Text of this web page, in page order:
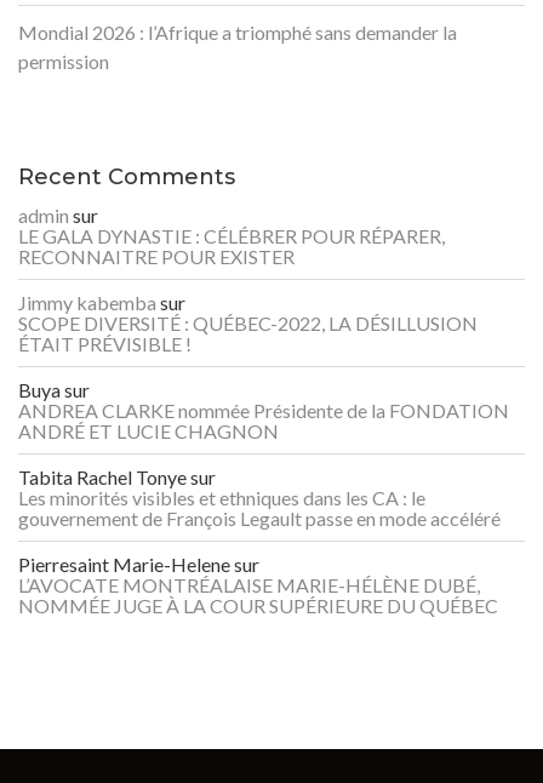
Mondial 2026 : l’Afrique a triomphé sans demander la
permission
Recent Comments
admin sur
LE GALA DYNASTIE : CÉLÉBRER POUR RÉPARER,
RECONNAITRE POUR EXISTER
Jimmy kabemba sur
SCOPE DIVERSITÉ : QUÉBEC-2022, LA DÉSILLUSION
ÉTAIT PRÉVISIBLE !
Buyasur
ANDREA CLARKE nommée Présidente de la FONDATION
ANDRÉ ET LUCIE CHAGNON
Tabita Rachel Tonyesur
Les minorités visibles et ethniques dans les CA : le
gouvernement de François Legault passe en mode accéléré
Pierresaint Marie-Helenesur
L’AVOCATE MONTRÉALAISE MARIE-HÉLÈNE DUBÉ,
NOMMÉE JUGE À LA COUR SUPÉRIEURE DU QUÉBEC